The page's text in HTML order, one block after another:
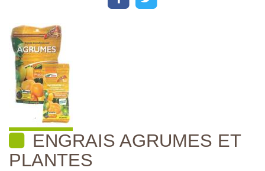
ENGRAIS AGRUMES ET
PLANTES